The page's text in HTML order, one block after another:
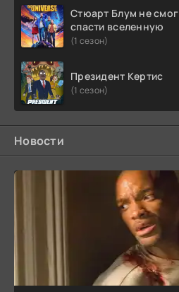
Стюарт Блум не смог
спасти вселенную
(1 сезон)
Президент Кертис
(1 сезон)
Новости